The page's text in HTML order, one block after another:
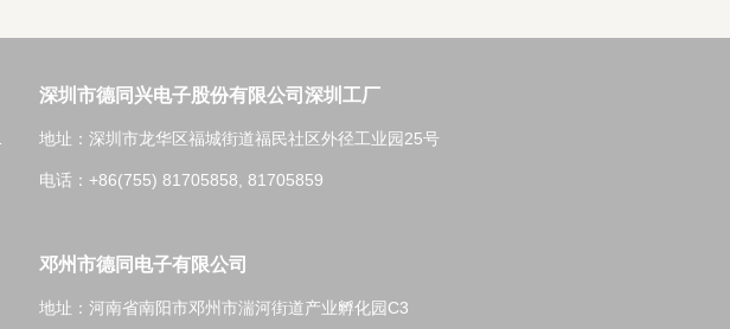
深圳市德同兴电子股份有限公司深圳工厂
地址：深圳市龙华区福城街道福民社区外径工业园25号
电话：+86(755) 81705858, 81705859
邓州市德同电子有限公司
地址：河南省南阳市邓州市湍河街道产业孵化园C3